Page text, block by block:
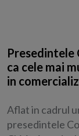
Presedintele
ca cele mai
in
Aflat in cadrul
presedintele